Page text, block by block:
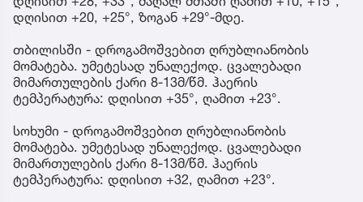
დღისით +20, +25°, ზოგან +29°-მდე.
თბილისში - დროგამოშვებით ღრუბლიანობის
მომატება. უმეტესად უნალექოდ. ცვალებადი
მიმართულების ქარი 8-13მ/წმ. ჰაერის
ტემპერატურა: დღისით +35°, ღამით +23°.
სოხუმი - დროგამოშვებით ღრუბლიანობის
მომატება. უმეტესად უნალექოდ. ცვალებადი
მიმართულების ქარი 8-13მ/წმ. ჰაერის
ტემპერატურა: დღისით +32, ღამით +23°.